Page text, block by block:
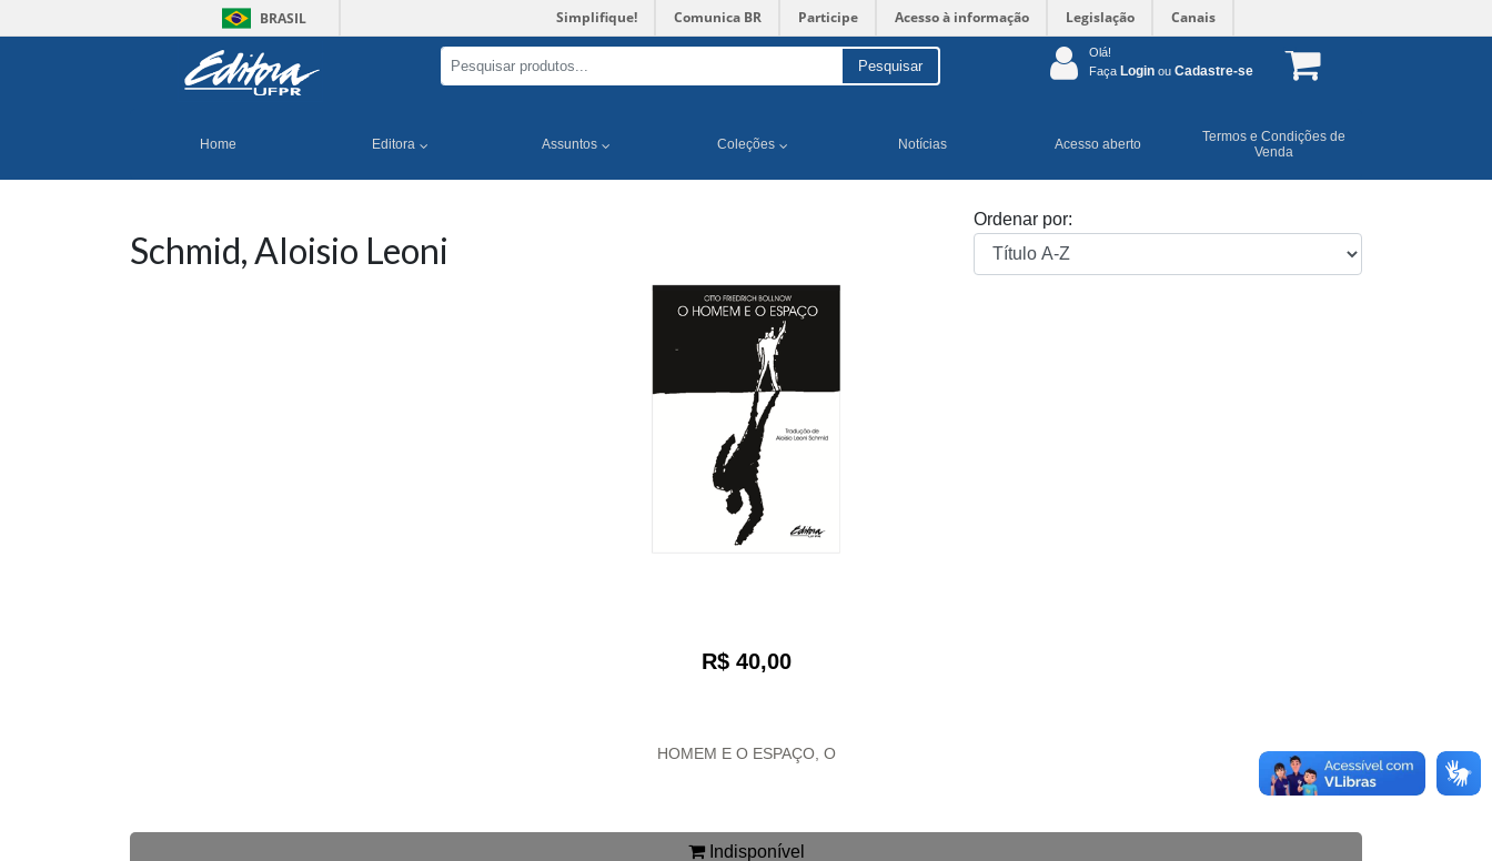
BRASIL Simplifique! Comunica BR Participe Acesso à informação Legislação Canais
Pesquisar
Olá!
Faça Login ou Cadastre-se
Home Editora Assuntos Coleções Notícias Acesso aberto
Termos e Condições de
Venda
Schmid, Aloisio Leoni
Ordenar por:
R$ 40,00
HOMEM E O ESPAÇO, O
Indisponível